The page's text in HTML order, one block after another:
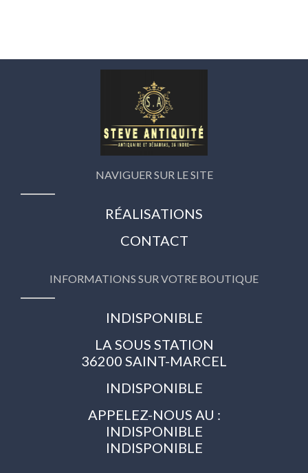
NAVIGUER SUR LE SITE
RÉALISATIONS
CONTACT
INFORMATIONS SUR VOTRE BOUTIQUE
INDISPONIBLE
LA SOUS STATION
36200 SAINT-MARCEL
INDISPONIBLE
APPELEZ-NOUS AU :
INDISPONIBLE
INDISPONIBLE